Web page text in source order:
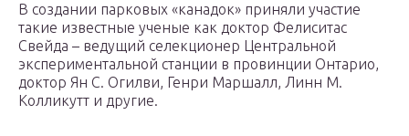
В создании парковых «канадок» приняли участие
такие известные ученые как доктор Фелиситас
Свейда – ведущий селекционер Центральной
экспериментальной станции в провинции Онтарио,
доктор Ян С. Огилви, Генри Маршалл, Линн М.
Колликутт и другие.